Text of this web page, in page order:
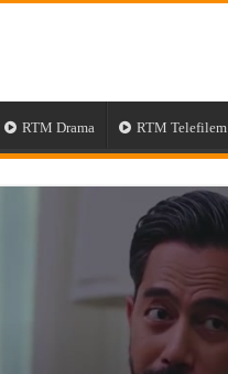
RTM Drama RTM Telefilem